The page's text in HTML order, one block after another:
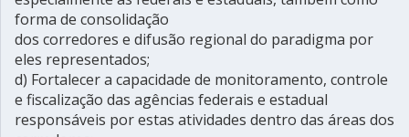
forma de consolidação
dos corredores e difusão regional do paradigma por
eles representados;
d) Fortalecer a capacidade de monitoramento, controle
e fiscalização das agências federais e estadual
responsáveis por estas atividades dentro das áreas dos